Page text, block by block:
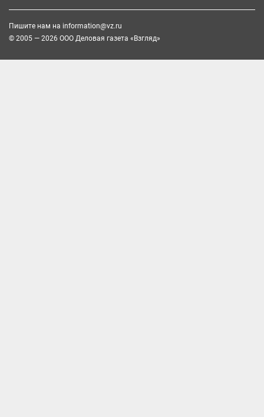
Пишите нам на information@vz.ru
© 2005 — 2026 ООО Деловая газета «Взгляд»